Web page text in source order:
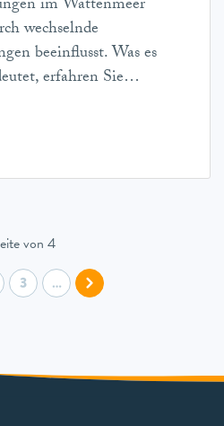
wechselnde
beeinflusst. Was es
erfahren Sie…
von 4
3 …